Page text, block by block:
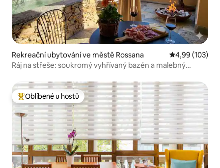
Rekreační ubytování ve městě Rossana Průměrné
4,99 (103)
Ráj na střeše: soukromý vyhřívaný bazén a malebný
Nejlepší v kategorii Oblíbené u hostů
Oblíbené u hostů